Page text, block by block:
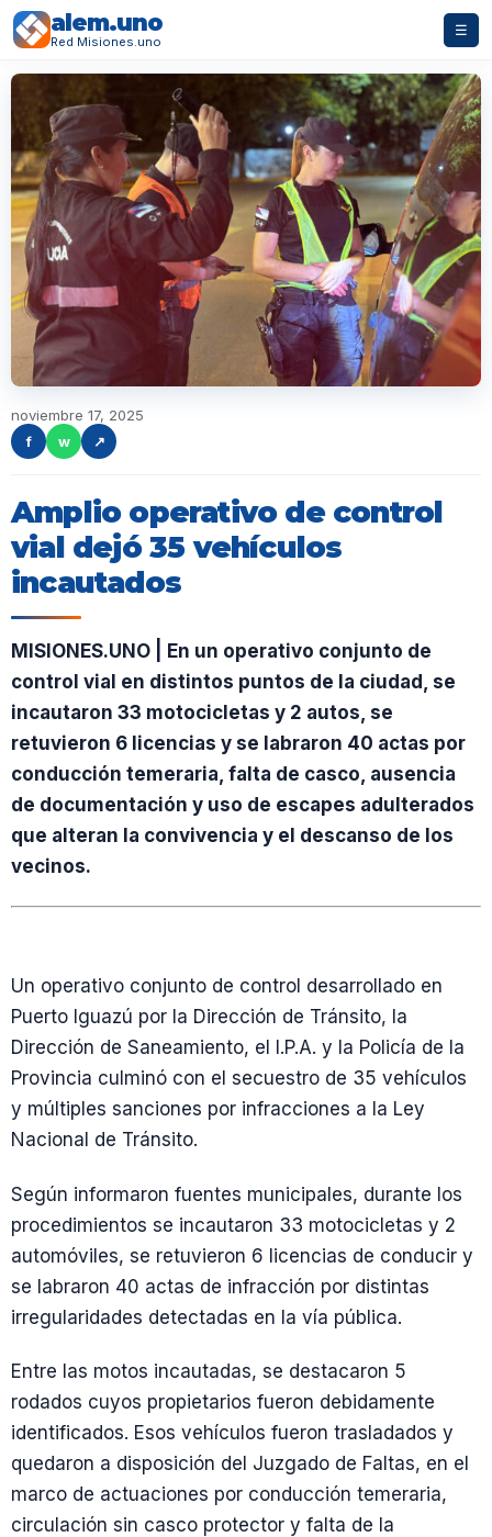
alem.uno
Red Misiones.uno
☰
noviembre 17, 2025
f
w ↗
Amplio operativo de control
vial dejó 35 vehículos
incautados
MISIONES.UNO | En un operativo conjunto de
control vial en distintos puntos de la ciudad, se
incautaron 33 motocicletas y 2 autos, se
retuvieron 6 licencias y se labraron 40 actas por
conducción temeraria, falta de casco, ausencia
de documentación y uso de escapes adulterados
que alteran la convivencia y el descanso de los
vecinos.
Un operativo conjunto de control desarrollado en
Puerto Iguazú por la Dirección de Tránsito, la
Dirección de Saneamiento, el I.P.A. y la Policía de la
Provincia culminó con el secuestro de 35 vehículos
y múltiples sanciones por infracciones a la Ley
Nacional de Tránsito.
Según informaron fuentes municipales, durante los
procedimientos se incautaron 33 motocicletas y 2
automóviles, se retuvieron 6 licencias de conducir y
se labraron 40 actas de infracción por distintas
irregularidades detectadas en la vía pública.
Entre las motos incautadas, se destacaron 5
rodados cuyos propietarios fueron debidamente
identificados. Esos vehículos fueron trasladados y
quedaron a disposición del Juzgado de Faltas, en el
marco de actuaciones por conducción temeraria,
circulación sin casco protector y falta de la